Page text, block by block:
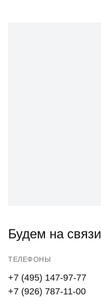
Будем на связи
ТЕЛЕФОНЫ
+7 (495) 147-97-77
+7 (926) 787-11-00